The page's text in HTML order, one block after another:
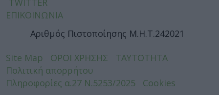
ΕΠΙΚΟΙΝΩΝΙΑ
Αριθμός Πιστοποίησης Μ.Η.Τ.242021
Site Map ΟΡΟΙ ΧΡΗΣΗΣ
ΤΑΥΤΟΤΗΤΑ
Πολιτική απορρήτου
Πληροφορίες α.27 Ν.5253/2025
Cookies